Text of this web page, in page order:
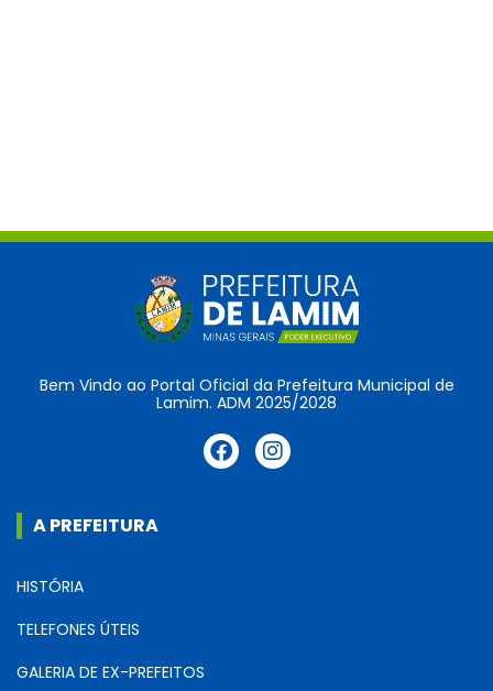
Bem Vindo ao Portal Oficial da Prefeitura Municipal de
Lamim. ADM 2025/2028
A PREFEITURA
HISTÓRIA
TELEFONES ÚTEIS
GALERIA DE EX-PREFEITOS